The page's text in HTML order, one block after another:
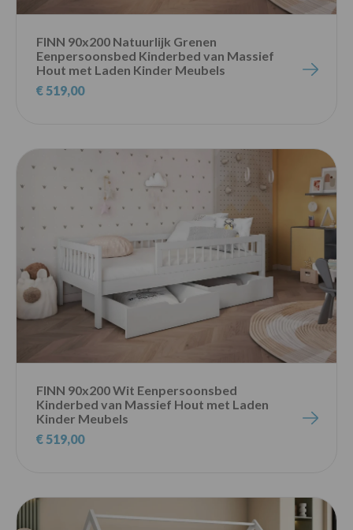
FINN 90x200 Natuurlijk Grenen
Eenpersoonsbed Kinderbed van Massief
Hout met Laden Kinder Meubels
€ 519,00
FINN 90x200 Wit Eenpersoonsbed
Kinderbed van Massief Hout met Laden
Kinder Meubels
€ 519,00